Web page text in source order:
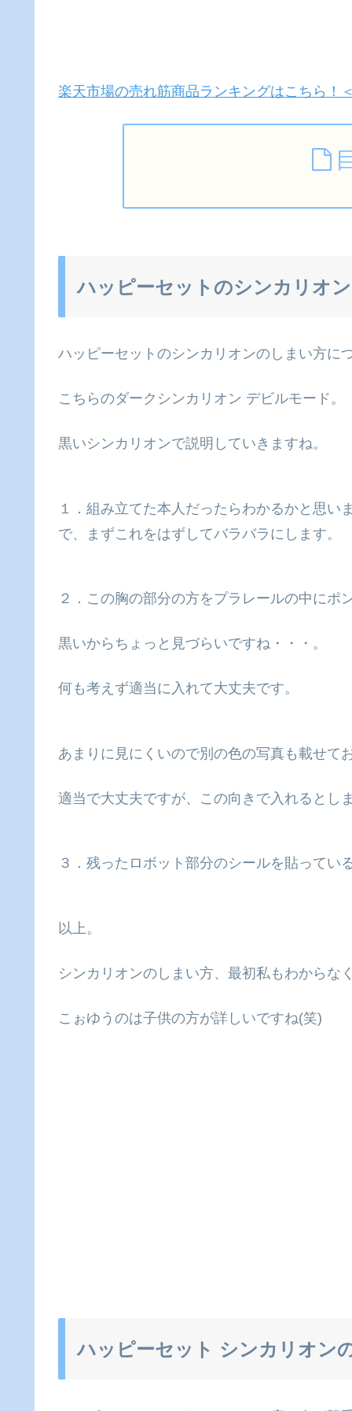
楽天市場の売れ筋商品ランキングはこちら！
ハッピーセットのシンカリオ
ハッピーセットのシンカリオンのしまい方に
こちらのダークシンカリオン デビルモード。
黒いシンカリオンで説明していきますね。
１．組み立てた本人だったらわかるかと思
で、まずこれをはずしてバラバラにします。
２．この胸の部分の方をプラレールの中にポ
黒いからちょっと見づらいですね・・・。
何も考えず適当に入れて大丈夫です。
あまりに見にくいので別の色の写真も載せて
適当で大丈夫ですが、この向きで入れるとし
３．残ったロボット部分のシールを貼ってい
以上。
シンカリオンのしまい方、最初私もわからな
こぉゆうのは子供の方が詳しいですね(笑)
ハッピーセット シンカリオン